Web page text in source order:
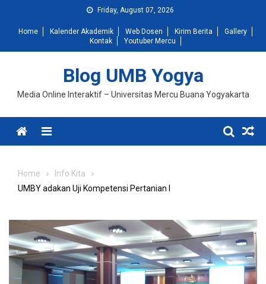
content
Friday, August 07, 2026
Home Kalender Akademik Web Dosen Kirim Berita
Gallery
Kontak
Youtuber Mercu
Blog UMB Yogya
Media Online Interaktif – Universitas Mercu Buana Yogyakarta
Menu
Home
Info Kita
UMBY adakan Uji Kompetensi Pertanian I